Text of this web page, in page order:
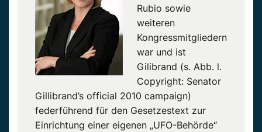
Rubio sowie
weiteren
Kongressmitgliedern
war und ist
Gilibrand (s. Abb. l.
Copyright: Senator
Gillibrand’s official 2010 campaign)
federführend für den Gesetzestext zur
Einrichtung einer eigenen „UFO-Behörde“